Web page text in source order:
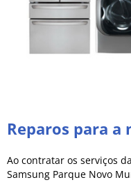
Reparos para a
Ao contratar os serviços
Samsung Parque Novo